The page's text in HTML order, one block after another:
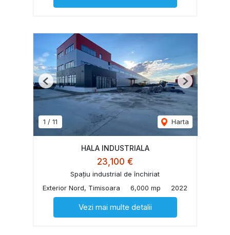
1 / 11 Harta
Previous Next
HALA INDUSTRIALA
23,100 €
Spațiu industrial de închiriat
Exterior Nord, Timisoara
6,000 mp 2022
Vezi mai multe detalii